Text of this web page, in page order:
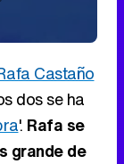
Castaño
dos se ha
'. Rafa se
grande de